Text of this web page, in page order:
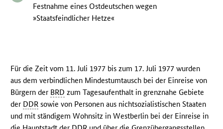
Festnahme eines Ostdeutschen wegen
»Staatsfeindlicher Hetze«
Für die Zeit vom 11. Juli 1977 bis zum 17. Juli 1977 wurden
aus dem verbindlichen Mindestumtausch bei der Einreise von
Bürgern der BRD zum Tagesaufenthalt in grenznahe Gebiete
der DDR sowie von Personen aus nichtsozialistischen Staaten
und mit ständigem Wohnsitz in Westberlin bei der Einreise in